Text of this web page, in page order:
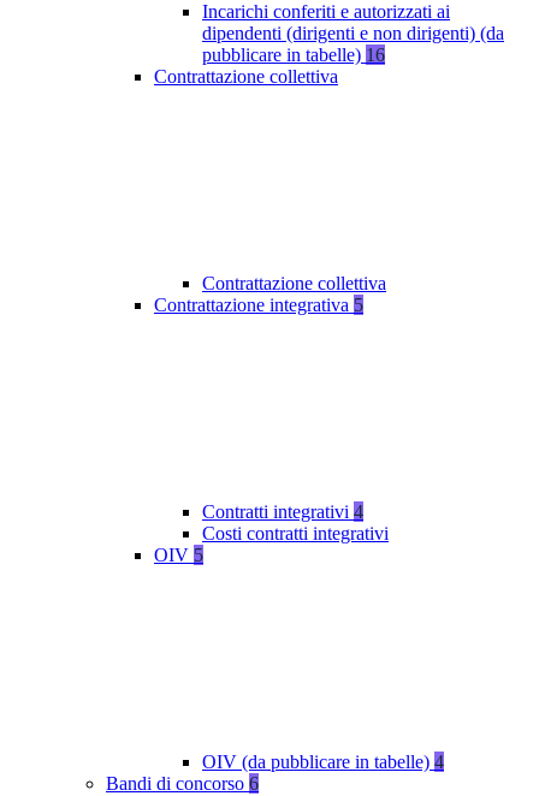
Incarichi conferiti e autorizzati ai
dipendenti (dirigenti e non dirigenti) (da
pubblicare in tabelle) 16
Contrattazione collettiva
Contrattazione collettiva
Contrattazione integrativa 5
Contratti integrativi 4
Costi contratti integrativi
OIV 5
OIV (da pubblicare in tabelle) 4
Bandi di concorso 6